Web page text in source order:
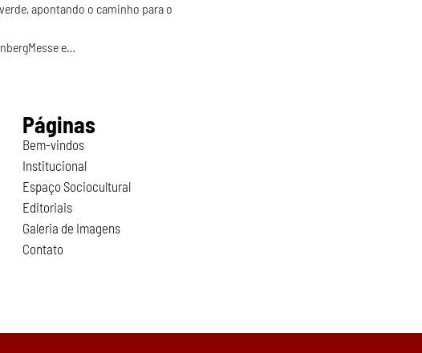
apontando o caminho para o
e…
Páginas
Bem-vindos
Institucional
Espaço Sociocultural
Editoriais
Galeria de Imagens
Contato